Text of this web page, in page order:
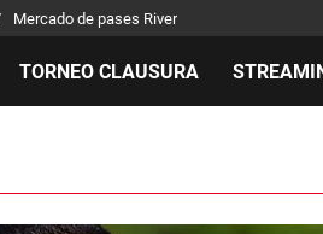
Mercado de pases River
TORNEO CLAUSURA